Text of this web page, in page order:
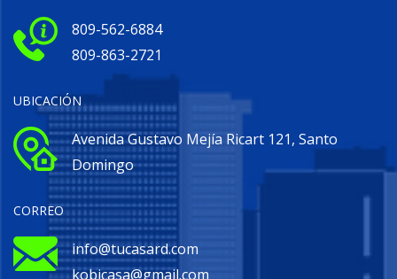
809-562-6884
809-863-2721
UBICACIÓN
Avenida Gustavo Mejía Ricart 121, Santo
Domingo
CORREO
info@tucasard.com
kobicasa@gmail.com